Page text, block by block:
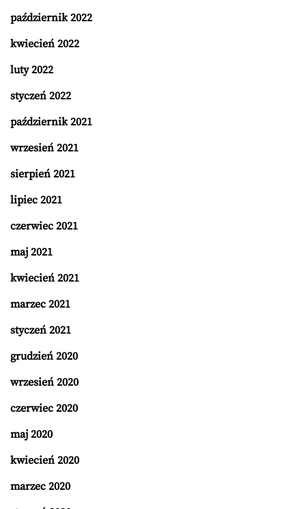
październik 2022
kwiecień 2022
luty 2022
styczeń 2022
październik 2021
wrzesień 2021
sierpień 2021
lipiec 2021
czerwiec 2021
maj 2021
kwiecień 2021
marzec 2021
styczeń 2021
grudzień 2020
wrzesień 2020
czerwiec 2020
maj 2020
kwiecień 2020
marzec 2020